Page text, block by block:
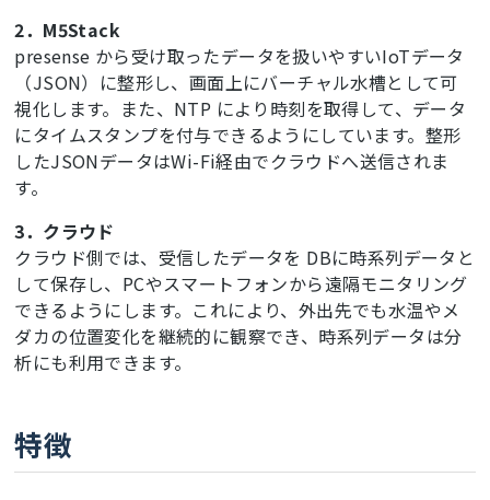
2．M5Stack
presense から受け取ったデータを扱いやすいIoTデータ
（JSON）に整形し、画面上にバーチャル水槽として可
視化します。また、NTP により時刻を取得して、データ
にタイムスタンプを付与できるようにしています。整形
したJSONデータはWi-Fi経由でクラウドへ送信されま
す。
3．クラウド
クラウド側では、受信したデータを DBに時系列データと
して保存し、PCやスマートフォンから遠隔モニタリング
できるようにします。これにより、外出先でも水温やメ
ダカの位置変化を継続的に観察でき、時系列データは分
析にも利用できます。
特徴